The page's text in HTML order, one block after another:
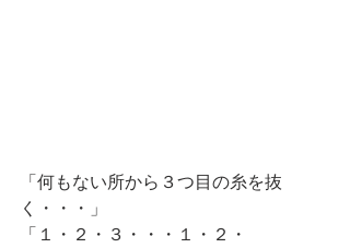
「何もない所から３つ目の糸を抜
く・・・」
「１・２・３・・・１・２・